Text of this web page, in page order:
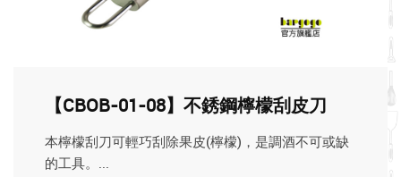
【CBOB-01-08】不銹鋼檸檬刮皮刀
本檸檬刮刀可輕巧刮除果皮(檸檬)，是調酒不可或缺
的工具。...